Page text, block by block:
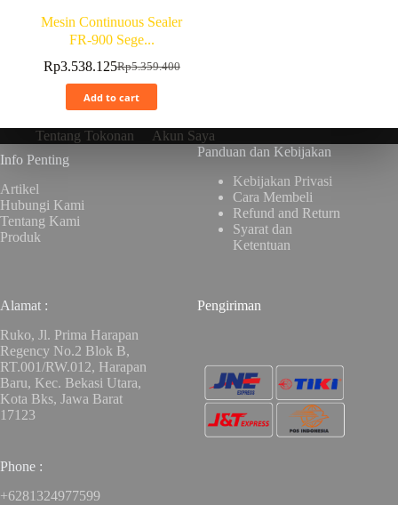
Mesin Continuous Sealer
FR-900 Sege...
Rp5.359.400
Rp3.538.125
Add to cart
Tentang Tokonan
Akun Saya
Info Penting
Artikel
Hubungi Kami
Tentang Kami
Produk
Panduan dan Kebijakan
Kebijakan Privasi
Cara Membeli
Refund and Return
Syarat dan
Ketentuan
Alamat :
Ruko, Jl. Prima Harapan
Regency No.2 Blok B,
RT.001/RW.012, Harapan
Baru, Kec. Bekasi Utara,
Kota Bks, Jawa Barat
17123
Phone :
+6281324977599
Pengiriman